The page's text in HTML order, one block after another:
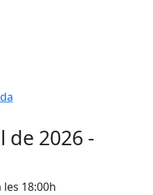
de 2026 -
18:00h